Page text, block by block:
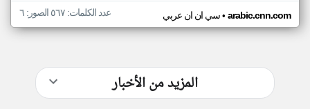
سي ان ان عربي• arabic.cnn.com عدد الكلمات: ٥٦٧ الصور: ٦
المزيد من الأخبار